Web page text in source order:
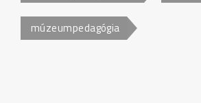
múzeumpedagógia